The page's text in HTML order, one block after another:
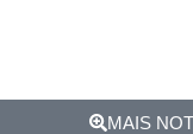
MAIS